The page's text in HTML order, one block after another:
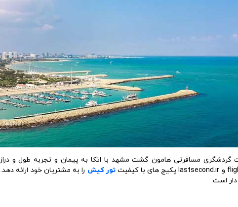
مسافرتی هامون گشت مشهد با اتکا به پیمان و تجربه طول و
تور کیش را به مشتریان خود ارائه
دار است.